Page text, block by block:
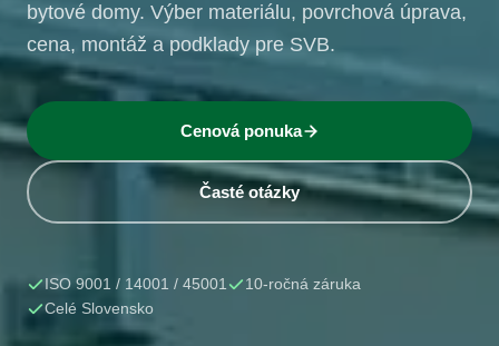
bytové domy. Výber materiálu, povrchová úprava,
cena, montáž a podklady pre SVB.
Cenová ponuka
Časté otázky
ISO 9001 / 14001 / 45001
10-ročná záruka
Celé Slovensko